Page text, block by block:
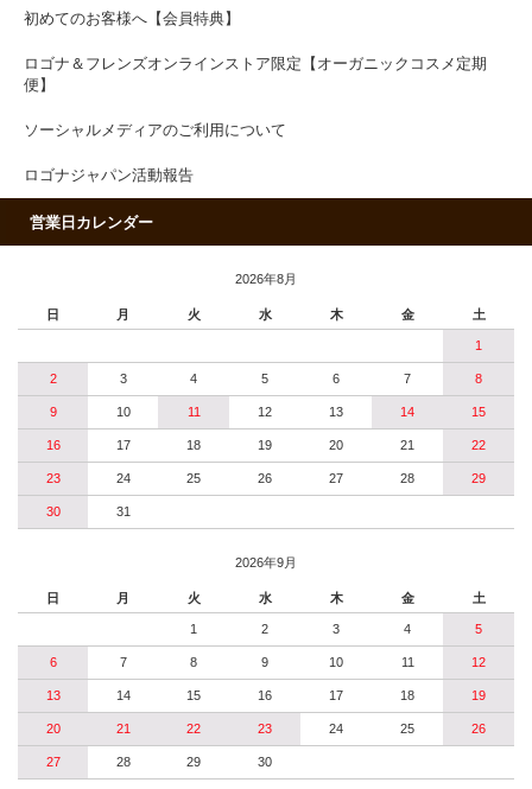
初めてのお客様へ【会員特典】
ロゴナ＆フレンズオンラインストア限定【オーガニックコスメ定期
便】
ソーシャルメディアのご利用について
ロゴナジャパン活動報告
営業日カレンダー
2026年8月
日 月 火 水 木 金 土
1
2 3 4 5 6 7 8
9 10 11 12 13 14 15
16 17 18 19 20 21 22
23 24 25 26 27 28 29
30 31
2026年9月
日 月 火 水 木 金 土
1 2 3 4 5
6 7 8 9 10 11 12
13 14 15 16 17 18 19
20 21 22 23 24 25 26
27 28 29 30